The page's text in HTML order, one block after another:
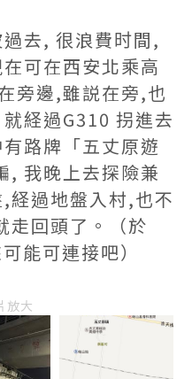
去, 很浪費时間,
可在西安北乘高
旁邊,雖説在旁,也
経過G310 拐進去
路牌「五丈原遊
, 我晚上去探險兼
経過地盤入村,也不
走回頭了。（於
能可連接吧）
放大